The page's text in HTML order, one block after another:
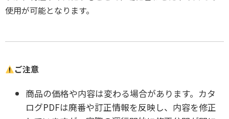
使用が可能となります。
ご注意
商品の価格や内容は変わる場合があります。カタ
ログPDFは廃番や訂正情報を反映し、内容を修正